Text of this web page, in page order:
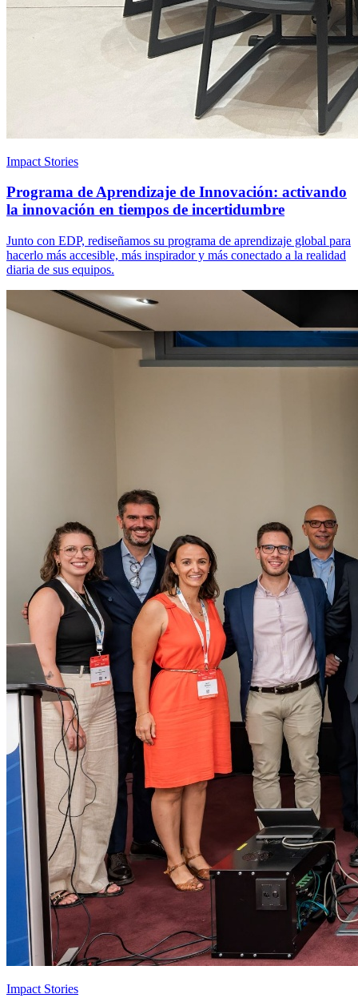
Impact Stories
Programa de Aprendizaje de Innovación: activando
la innovación en tiempos de incertidumbre
Junto con EDP, rediseñamos su programa de aprendizaje global para
hacerlo más accesible, más inspirador y más conectado a la realidad
diaria de sus equipos.
Impact Stories